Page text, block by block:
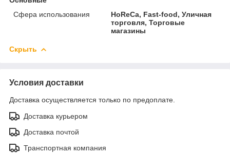
Сфера использования
HoReCa, Fast-food, Уличная
торговля, Торговые
магазины
Скрыть
Условия доставки
Доставка осуществляется только по предоплате.
Доставка курьером
Доставка почтой
Транспортная компания